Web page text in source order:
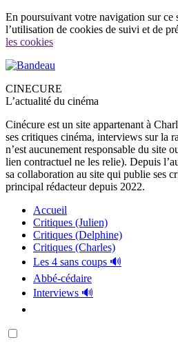
En poursuivant votre navigation sur ce
l’utilisation de cookies de suivi et de
les cookies
CINECURE
L’actualité du cinéma
Cinécure est un site appartenant à
ses critiques cinéma, interviews sur la
n’est aucunement responsable du site
lien contractuel ne les relie). Depuis
sa collaboration au site qui publie ses
principal rédacteur depuis 2022.
Accueil
Critiques (Julien)
Critiques (Delphine)
Critiques (Charles)
Les 4 sans coups 🔊
Abbé-cédaire
Interviews 🔊